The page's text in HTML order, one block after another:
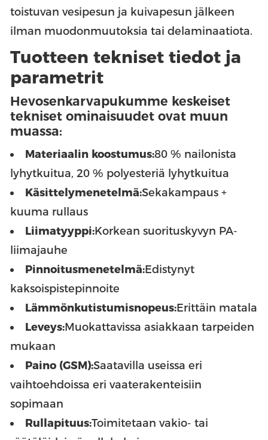
toistuvan vesipesun ja kuivapesun jälkeen
ilman muodonmuutoksia tai delaminaatiota.
Tuotteen tekniset tiedot ja
parametrit
Hevosenkarvapukumme keskeiset
tekniset ominaisuudet ovat muun
muassa:
Materiaalin koostumus:80 % nailonista
lyhytkuitua, 20 % polyesteriä lyhytkuitua
Käsittelymenetelmä:Sekakampaus +
kuuma rullaus
Liimatyyppi:Korkean suorituskyvyn PA-
liimajauhe
Pinnoitusmenetelmä:Edistynyt
kaksoispistepinnoite
Lämmönkutistumisnopeus:Erittäin matala
Leveys:Muokattavissa asiakkaan tarpeiden
mukaan
Paino (GSM):Saatavilla useissa eri
vaihtoehdoissa eri vaaterakenteisiin
sopimaan
Rullapituus:Toimitetaan vakio- tai